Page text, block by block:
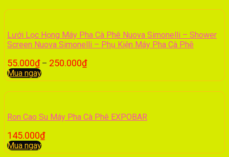
Lưới Lọc Họng Máy Pha Cà Phê Nuova Simonelli – Shower
Screen Nuova Simonelli – Phụ Kiện Máy Pha Cà Phê
55.000₫– 250.000₫
Mua ngay
Ron Cao Su Máy Pha Cà Phê EXPOBAR
145.000₫
Mua ngay